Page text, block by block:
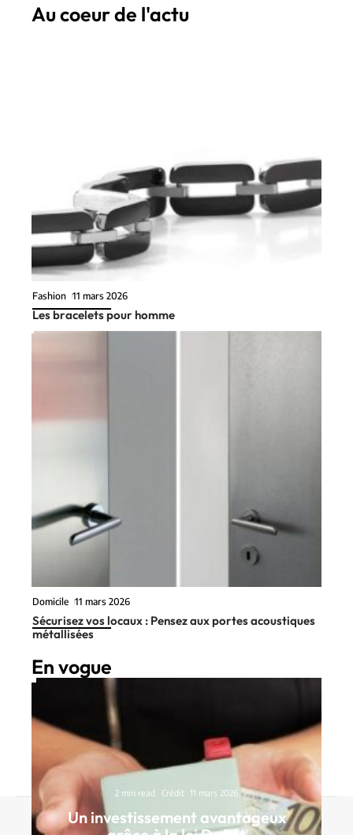
Au coeur de l'actu
Fashion 11 mars 2026
Les bracelets pour homme
Domicile 11 mars 2026
Sécurisez vos locaux : Pensez aux portes acoustiques
métallisées
En vogue
2 min read Crédit 11 mars 2026
Un investissement avantageux
Contact Mentions Légales Sitemap